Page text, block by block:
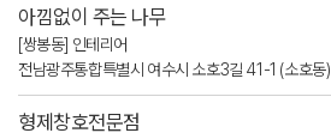
아낌없이 주는 나무
[쌍봉동] 인테리어
전남광주통합특별시 여수시 소호3길 41-1 (소호동)
형제창호전문점